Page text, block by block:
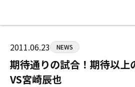
HOME
ジムについて
トレーニング
アマ・スパー各大会・キッズ
2011.06.23 NEWS
期待通りの試合！期待以
VS宮崎辰也